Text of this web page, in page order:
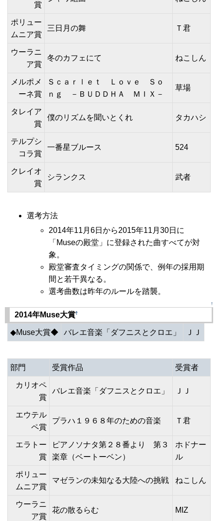
賞
ポリュー
ムニア賞
三日月の舞 Ｔ君
ウーラニ
ア賞
冬のカフェにて ねこしん
メルポメ
ーネ賞
Ｓｃａｒｌｅｔ Ｌｏｖｅ Ｓｏ
ｎｇ －ＢＵＤＤＨＡ ＭＩＸ－
草場
タレイア
賞
僕のリズムを聞いとくれ タカハシ
テルプシ
コラ賞
一番星ブルース 524
クレイオ
賞
シランクス 武者
選考方法
2014年11月6日から2015年11月30日に
「Museの殿堂」に登録された曲すべてが対
象。
殿堂審査タイミングの関係で、例年の採用期
間と若干異なる。
選考曲数は昨年のルールを踏襲。
↑
2014年Muse大賞†
◆Muse大賞◆ バレエ音楽「ダフニスとクロエ」 ＪＪ
部門 受賞作品 受賞者
カリオペ
賞
バレエ音楽「ダフニスとクロエ」 ＪＪ
エウテル
ペ賞
プラハ１９６８年のための音楽 Ｔ君
エラトー
賞
ピアノソナタ第２８番より 第３
楽章（ベートーベン）
ホドナー
ル
ポリュー
ムニア賞
マゼランの未知なる大陸への挑戦 ねこしん
ウーラニ
ア賞
花の散るらむ MIZ